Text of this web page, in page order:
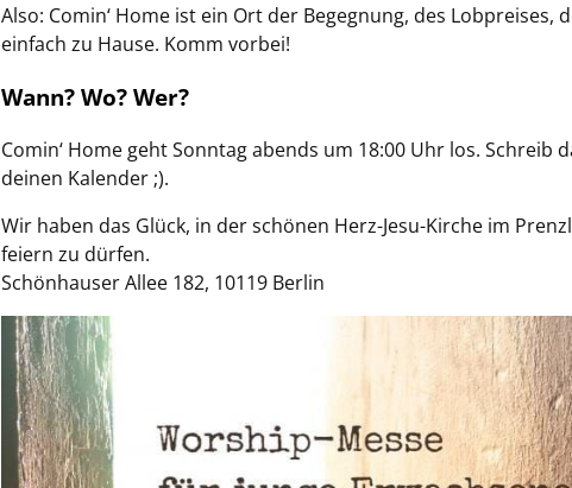
Also: Comin‘ Home ist ein Ort der Begegnung, des Lobpreises,
einfach zu Hause. Komm vorbei!
Wann? Wo? Wer?
Comin‘ Home geht Sonntag abends um 18:00 Uhr los. Schreib
deinen Kalender ;).
Wir haben das Glück, in der schönen Herz-Jesu-Kirche im
feiern zu dürfen.
Schönhauser Allee 182, 10119 Berlin